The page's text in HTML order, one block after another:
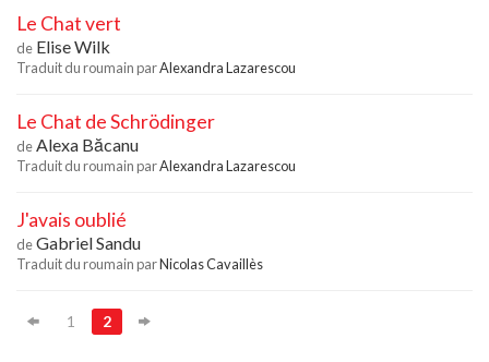
Le Chat vert
de Elise Wilk
Traduit du roumain parAlexandra Lazarescou
Le Chat de Schrödinger
de Alexa Băcanu
Traduit du roumain parAlexandra Lazarescou
J'avais oublié
deGabriel Sandu
Traduit du roumain parNicolas Cavaillès
1 2